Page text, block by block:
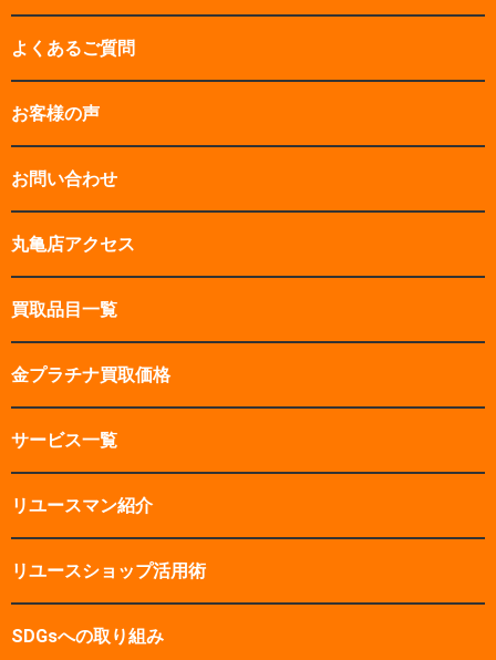
よくあるご質問
お客様の声
お問い合わせ
丸亀店アクセス
買取品目一覧
金プラチナ買取価格
サービス一覧
リユースマン紹介
リユースショップ活用術
SDGsへの取り組み